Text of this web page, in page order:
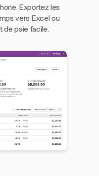
Exportez les
vers Excel ou
de paie facile.